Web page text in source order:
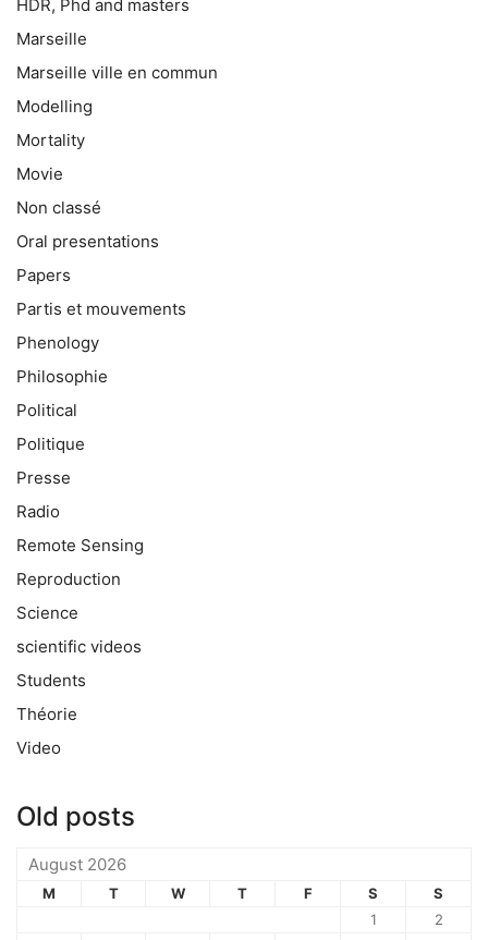
HDR, Phd and masters
Marseille
Marseille ville en commun
Modelling
Mortality
Movie
Non classé
Oral presentations
Papers
Partis et mouvements
Phenology
Philosophie
Political
Politique
Presse
Radio
Remote Sensing
Reproduction
Science
scientific videos
Students
Théorie
Video
Old posts
August 2026
M T W T F S
S
1
2